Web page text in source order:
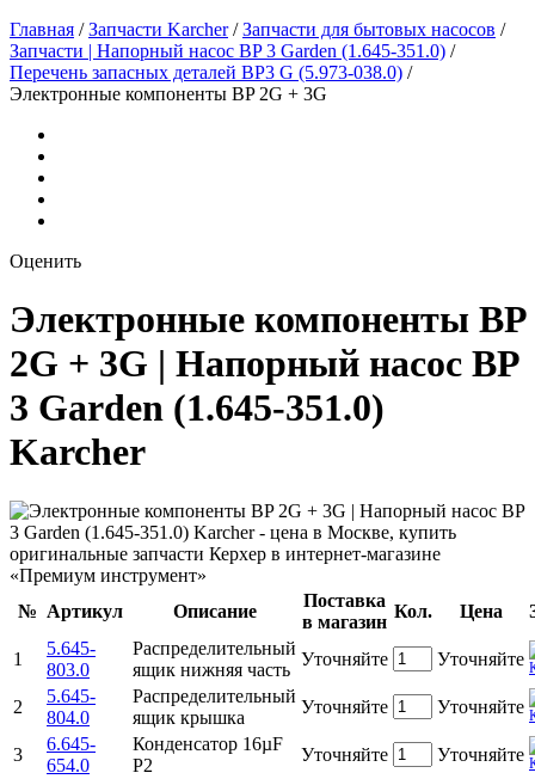
Главная /Запчасти Karcher/Запчасти для бытовых насосов /
Запчасти | Напорный насос BP 3 Garden (1.645-351.0) /
Перечень запасных деталей BP3 G (5.973-038.0) /
Электронные компоненты BP 2G + 3G
Оценить
Электронные компоненты BP
2G + 3G | Напорный насос BP
3 Garden (1.645-351.0)
Karcher
№ Артикул Описание
Поставка
в магазин
Кол. Цена
1
5.645-
803.0
Распределительный
ящик нижняя часть
Уточняйте Уточняйте
2
5.645-
804.0
Распределительный
ящик крышка
Уточняйте Уточняйте
3
6.645-
654.0
Конденсатор 16µF
P2
Уточняйте Уточняйте